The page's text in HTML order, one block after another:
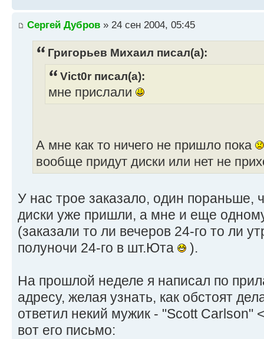
Сергей Дубров » 24 сен 2004, 05:45
Григорьев Михаил писал(а):
Vict0r писал(а):
мне прислали
А мне как то ничего не пришло пока
вообще придут диски или нет не
У нас трое заказало, один пораньше,
диски уже пришли, а мне и еще
(заказали то ли вечеров 24-го то ли
полуночи 24-го в шт.Юта
).
На прошлой неделе я написал по
адресу, желая узнать, как обстоят
ответил некий мужик - "Scott Carlson"
вот его письмо: